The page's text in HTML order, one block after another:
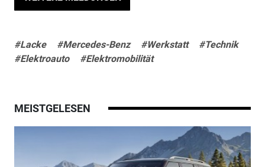
#Lacke #Mercedes-Benz #Werkstatt
#Technik
#Elektroauto
#Elektromobilität
MEISTGELESEN